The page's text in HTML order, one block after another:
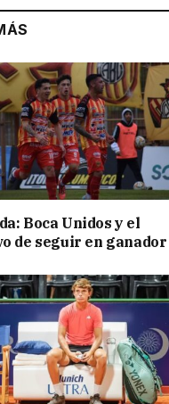
Boca Unidos y el
de seguir en ganador